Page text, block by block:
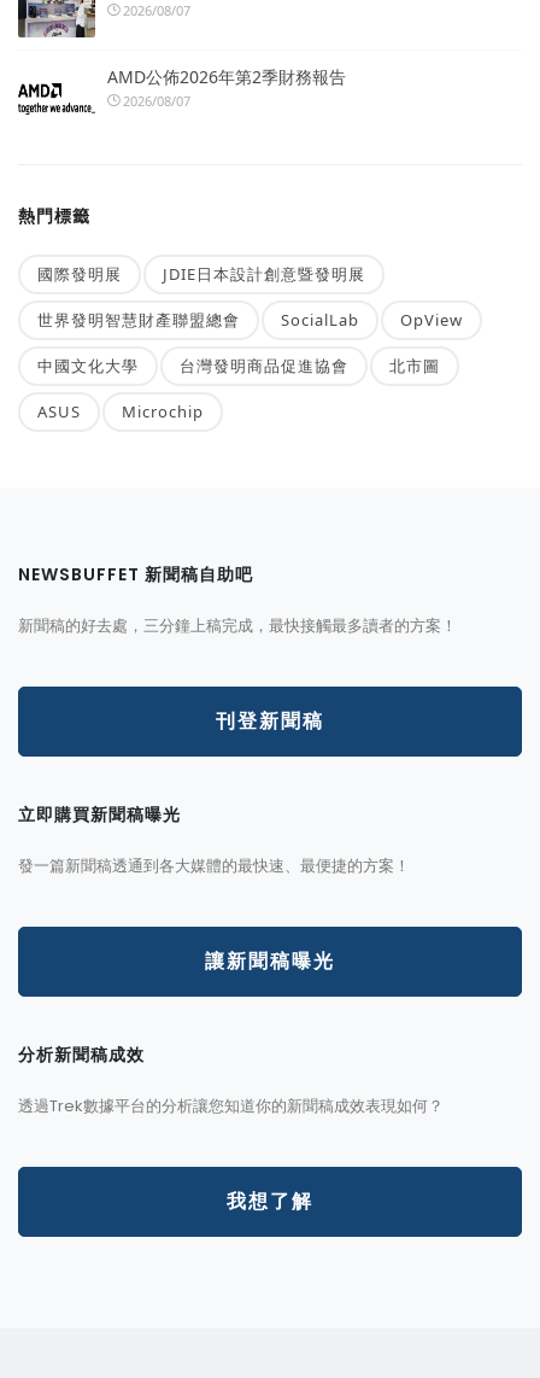
2026/08/07
AMD公佈2026年第2季財務報告
2026/08/07
熱門標籤
國際發明展 JDIE日本設計創意暨發明展
世界發明智慧財產聯盟總會 SocialLab OpView
中國文化大學 台灣發明商品促進協會 北市圖
ASUS Microchip
NEWSBUFFET 新聞稿自助吧
新聞稿的好去處，三分鐘上稿完成，最快接觸最多讀者的方案！
刊登新聞稿
立即購買新聞稿曝光
發一篇新聞稿透通到各大媒體的最快速、最便捷的方案！
讓新聞稿曝光
分析新聞稿成效
透過Trek數據平台的分析讓您知道你的新聞稿成效表現如何？
我想了解